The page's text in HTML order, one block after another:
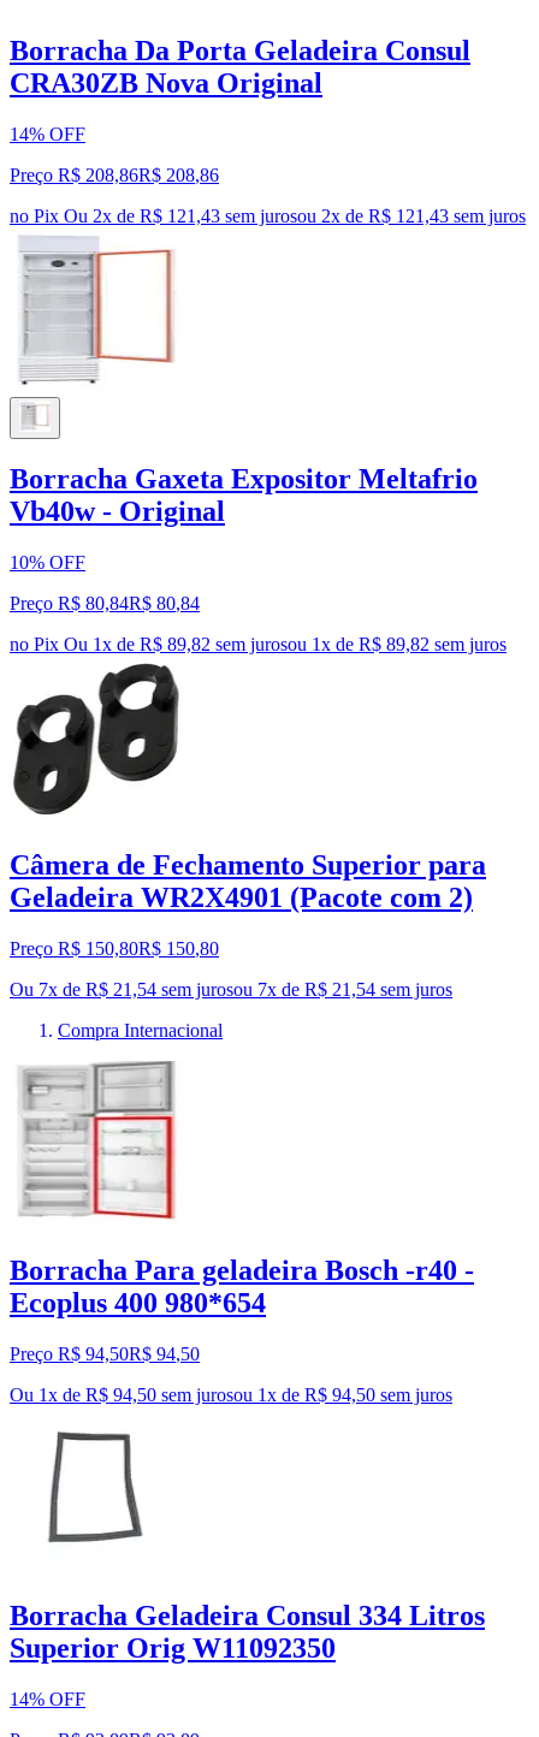
Borracha Da Porta Geladeira Consul
CRA30ZB Nova Original
14% OFF
Preço R$ 208,86R$ 208,86
no Pix Ou 2x de R$ 121,43 sem jurosou 2x de R$ 121,43 sem juros
Borracha Gaxeta Expositor Meltafrio
Vb40w - Original
10% OFF
Preço R$ 80,84R$ 80,84
no Pix Ou 1x de R$ 89,82 sem jurosou 1x de R$ 89,82 sem juros
Câmera de Fechamento Superior para
Geladeira WR2X4901 (Pacote com 2)
Preço R$ 150,80R$ 150,80
Ou 7x de R$ 21,54 sem jurosou 7x de R$ 21,54 sem juros
Compra Internacional
Borracha Para geladeira Bosch -r40 -
Ecoplus 400 980*654
Preço R$ 94,50R$ 94,50
Ou 1x de R$ 94,50 sem jurosou 1x de R$ 94,50 sem juros
Borracha Geladeira Consul 334 Litros
Superior Orig W11092350
14% OFF